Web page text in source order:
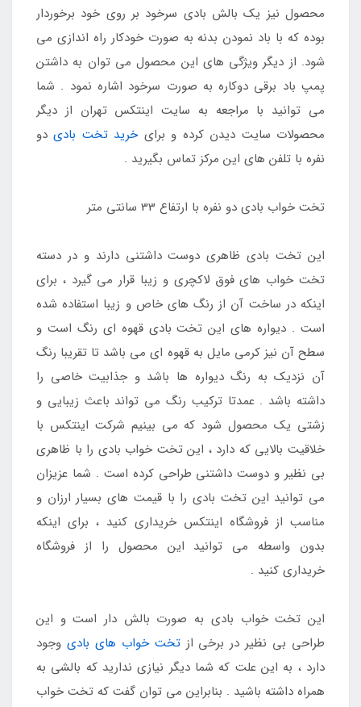
محصول نیز یک بالش بادی سرخود بر روی خود برخوردار
بوده که با باد نمودن بدنه به صورت خودکار راه اندازی می
شود. از دیگر ویژگی های این محصول می توان به داشتن
پمپ باد برقی دوکاره به صورت سرخود اشاره نمود . شما
می توانید با مراجعه به سایت اینتکس تهران از دیگر
محصولات سایت دیدن کرده و برایخرید تخت بادیدو
نفره با تلفن های این مرکز تماس بگیرید .
تخت خواب بادی دو نفره با ارتفاع 33 سانتی متر
این تخت بادی ظاهری دوست داشتنی دارند و در دسته
تخت خواب های فوق لاکچری و زیبا قرار می گیرد ، برای
اینکه در ساخت آن از رنگ های خاص و زیبا استفاده شده
است . دیواره های این تخت بادی قهوه ای رنگ است و
سطح آن نیز کرمی مایل به قهوه ای می باشد تا تقریبا رنگ
آن نزدیک به رنگ دیواره ها باشد و جذابیت خاصی را
داشته باشد . عمدتا ترکیب رنگ می تواند باعث زیبایی و
زشتی یک محصول شود که می بینیم شرکت اینتکس با
خلاقیت بالایی که دارد ، این تخت خواب بادی را با ظاهری
بی نظیر و دوست داشتنی طراحی کرده است . شما عزیزان
می توانید این تخت بادی را با قیمت های بسیار ارزان و
مناسب از فروشگاه اینتکس خریداری کنید ، برای اینکه
بدون واسطه می توانید این محصول را از فروشگاه
خریداری کنید .
این تخت خواب بادی به صورت بالش دار است و این
طراحی بی نظیر در برخی ازتخت خواب های بادی وجود
دارد ، به این علت که شما دیگر نیازی ندارید که بالشی به
همراه داشته باشید . بنابراین می توان گفت که تخت خواب